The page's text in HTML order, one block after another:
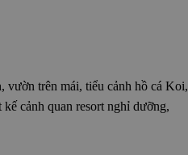
vườn trên mái, tiểu cảnh hồ cá Koi,
cảnh quan resort nghỉ dưỡng,